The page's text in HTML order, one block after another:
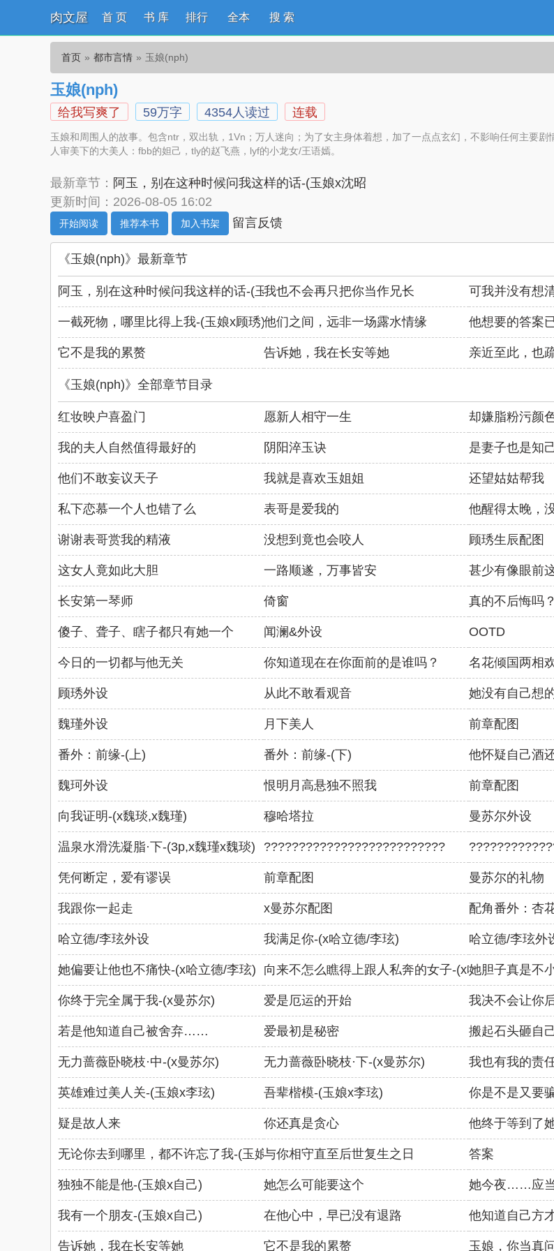
肉文屋 首 页 书 库 排行 全本 搜 索
首页 都市言情 玉娘(nph)
玉娘(nph)
给我写爽了 59万字 4354人读过 连载
玉娘和周围人的故事。包含ntr，双出轨，1Vn；万人迷向；为了女主身体着想，加了一点点玄幻，不影响任何主要
人审美下的大美人：fbb的妲己，tly的赵飞燕，lyf的小龙女/王语嫣。
最新章节： 阿玉，别在这种时候问我这样的话-(玉娘x沈昭
更新时间：2026-08-05 16:02
开始阅读 推荐本书 加入书架 留言反馈
《玉娘(nph)》最新章节
阿玉，别在这种时候问我这样的话-(玉娘x沈昭我也不会再只把你当作兄长 可我并没有想
一截死物，哪里比得上我-(玉娘x顾琇)他们之间，远非一场露水情缘 他想要的答案
它不是我的累赘 告诉她，我在长安等她 亲近至此，也
《玉娘(nph)》全部章节目录
红妆映户喜盈门 愿新人相守一生 却嫌脂粉污颜
我的夫人自然值得最好的 阴阳淬玉诀 是妻子也是知
他们不敢妄议天子 我就是喜欢玉姐姐 还望姑姑帮我
私下恋慕一个人也错了么 表哥是爱我的 他醒得太晚，
谢谢表哥赏我的精液 没想到竟也会咬人 顾琇生辰配图
这女人竟如此大胆 一路顺遂，万事皆安 甚少有像眼前
长安第一琴师 倚窗 真的不后悔吗？
傻子、聋子、瞎子都只有她一个 闻澜&外设 OOTD
今日的一切都与他无关 你知道现在在你面前的是谁吗？ 名花倾国两相
顾琇外设 从此不敢看观音 她没有自己想
魏瑾外设 月下美人 前章配图
番外：前缘-(上) 番外：前缘-(下) 他怀疑自己酒
魏珂外设 恨明月高悬独不照我 前章配图
向我证明-(x魏琰,x魏瑾) 穆哈塔拉 曼苏尔外设
温泉水滑洗凝脂·下-(3p,x魏瑾x魏琰) ??????????????????????????
凭何断定，爱有谬误 前章配图 曼苏尔的礼物
我跟你一起走 x曼苏尔配图 配角番外：杏
哈立德/李玹外设 我满足你-(x哈立德/李玹) 哈立德/李玹外
她偏要让他也不痛快-(x哈立德/李玹) 向来不怎么瞧得上跟人私奔的女子-(x哈立德/她胆子真是不
你终于完全属于我-(x曼苏尔) 爱是厄运的开始 我决不会让你
若是他知道自己被舍弃…… 爱最初是秘密 搬起石头砸自
无力蔷薇卧晓枝·中-(x曼苏尔) 无力蔷薇卧晓枝·下-(x曼苏尔) 我也有我的责
英雄难过美人关-(玉娘x李玹) 吾辈楷模-(玉娘x李玹) 你是不是又要
疑是故人来 你还真是贪心 他终于等到了
无论你去到哪里，都不许忘了我-(玉娘x曼苏尔与你相守直至后世复生之日 答案
独独不能是他-(玉娘x自己) 她怎么可能要这个 她今夜……应当
我有一个朋友-(玉娘x自己) 在他心中，早已没有退路 他知道自己方
告诉她，我在长安等她 它不是我的累赘 玉娘，你当真